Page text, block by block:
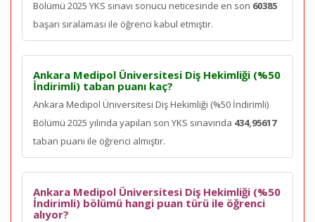
Bölümü 2025 YKS sınavı sonucu neticesinde en son 60385
başarı sıralaması ile öğrenci kabul etmiştir.
Ankara Medipol Üniversitesi Diş Hekimliği (%50
İndirimli) taban puanı kaç?
Ankara Medipol Üniversitesi Diş Hekimliği (%50 İndirimli)
Bölümü 2025 yılında yapılan son YKS sınavında 434,95617
taban puanı ile öğrenci almıştır.
Ankara Medipol Üniversitesi Diş Hekimliği (%50
İndirimli) bölümü hangi puan türü ile öğrenci
alıyor?